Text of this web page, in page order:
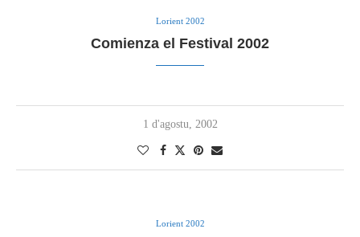
Lorient 2002
Comienza el Festival 2002
1 d'agostu, 2002
Lorient 2002